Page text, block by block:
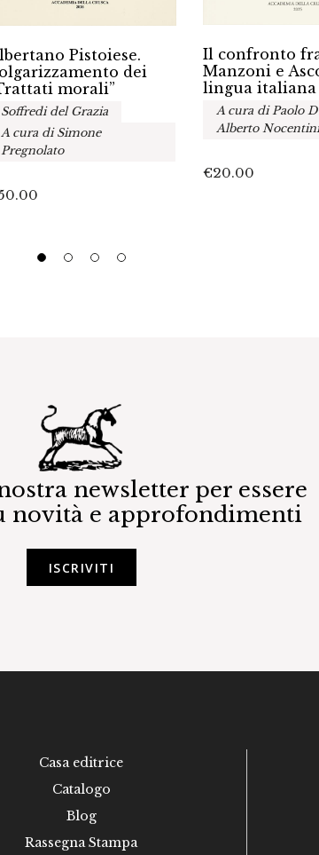
Pistoiese.
dei
morali”
Soffredi del Grazia
A cura di Simone
Pregnolato
Il confronto
Manzoni e
lingua italiana
A cura di Paolo
Alberto Nocentini
€20.00
newsletter per essere
novità e approfondimenti
ISCRIVITI
Casa editrice
Catalogo
Blog
Rassegna Stampa